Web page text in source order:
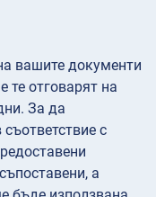
вашите документи
те отговарят на
За да
с
а